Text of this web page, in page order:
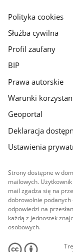
gov.pl
Polityka cookies
Służba cywilna
Profil zaufany
BIP
Prawa autorskie
Warunki
Geoportal
Deklaracja
Ustawienia
Strony dostępne w
mailowych.
mail zgadza się na
dobrowolnie podanych
odpowiedzi na
każdą z jednostek
osobowych.